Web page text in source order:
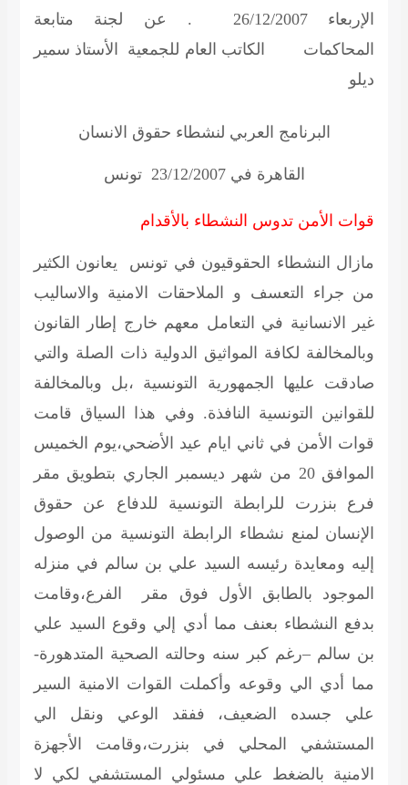
الإربعاء 26/12/2007 . عن لجنة متابعة
المحاكمات الكاتب العام للجمعية
الأستاذ سمير
ديلو
البرنامج العربي لنشطاء حقوق الانسان
القاهرة في 23/12/2007 تونس
قوات الأمن تدوس النشطاء بالأقدام
مازال النشطاء الحقوقيون في تونس يعانون الكثير
من جراء التعسف و الملاحقات الامنية والاساليب
غير الانسانية في التعامل معهم خارج إطار القانون
وبالمخالفة لكافة المواثيق الدولية ذات الصلة والتي
صادقت عليها الجمهورية التونسية ،بل وبالمخالفة
للقوانين التونسية النافذة. وفي هذا السياق قامت
قوات الأمن في ثاني ايام عيد الأضحي،يوم الخميس
الموافق 20 من شهر ديسمبر الجاري بتطويق مقر
فرع بنزرت للرابطة التونسية للدفاع عن حقوق
الإنسان لمنع نشطاء الرابطة التونسية من الوصول
إليه ومعايدة رئيسه السيد علي بن سالم في منزله
الموجود بالطابق الأول فوق مقر الفرع،وقامت
بدفع النشطاء بعنف مما أدي إلي وقوع السيد علي
بن سالم –رغم كبر سنه وحالته الصحية المتدهورة-
مما أدي الي وقوعه وأكملت القوات الامنية السير
علي جسده الضعيف، ففقد الوعي ونقل الي
المستشفي المحلي في بنزرت،وقامت الأجهزة
الامنية بالضغط علي مسئولي المستشفي لكي لا